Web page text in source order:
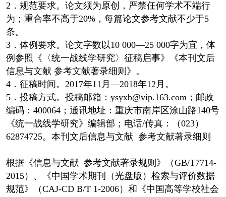
2．规范要求。论文须为原创，严禁任何学术不端行
为；重合率不高于20%，每篇论文参考文献不少于5
条。
3．体例要求。论文字数以10 000—25 000字为宜，体
例参照《〈统一战线学研究〉征稿启事》《本刊文后
信息与文献 参考文献著录细则》。
4．征稿时间。2017年11月—2018年12月。
5．投稿方式。投稿邮箱：ysyxb@vip.163.com；邮政
编码：400064；通讯地址：重庆市南岸区涂山路140号
《统一战线学研究》编辑部；电话/传真：（023）
62874725。本刊文后信息与文献 参考文献著录细则
根据《信息与文献 参考文献著录规则》（GB/T7714-
2015）、《中国学术期刊（光盘版）检索与评价数据
规范》（CAJ-CD B/T 1-2006）和《中国高等学校社会